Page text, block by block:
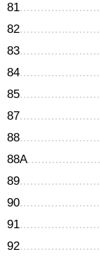
81
82
83
84
85
87
88
88А
89
90
91
92